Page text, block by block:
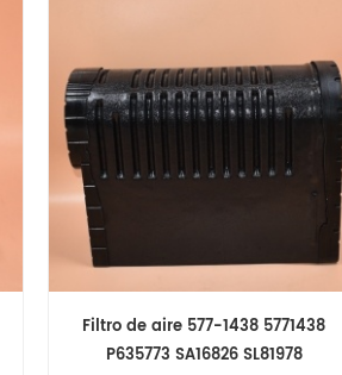
Filtro de aire 577-1438 5771438
P635773 SA16826 SL81978